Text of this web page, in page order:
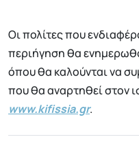
Οι πολίτες που
περιήγηση θα
όπου θα καλούνται να
που θα αναρτηθεί στον
www.kifissia.gr.